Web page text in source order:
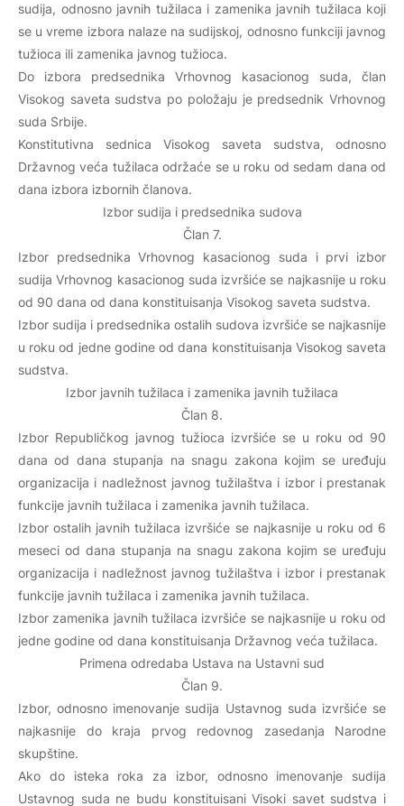
sudija, odnosno javnih tužilaca i zamenika javnih tužilaca koji
se u vreme izbora nalaze na sudijskoj, odnosno funkciji javnog
tužioca ili zamenika javnog tužioca.
Do izbora predsednika Vrhovnog kasacionog suda, član
Visokog saveta sudstva po položaju je predsednik Vrhovnog
suda Srbije.
Konstitutivna sednica Visokog saveta sudstva, odnosno
Državnog veća tužilaca održaće se u roku od sedam dana od
dana izbora izbornih članova.
Izbor sudija i predsednika sudova
Član 7.
Izbor predsednika Vrhovnog kasacionog suda i prvi izbor
sudija Vrhovnog kasacionog suda izvršiće se najkasnije u roku
od 90 dana od dana konstituisanja Visokog saveta sudstva.
Izbor sudija i predsednika ostalih sudova izvršiće se najkasnije
u roku od jedne godine od dana konstituisanja Visokog saveta
sudstva.
Izbor javnih tužilaca i zamenika javnih tužilaca
Član 8.
Izbor Republičkog javnog tužioca izvršiće se u roku od 90
dana od dana stupanja na snagu zakona kojim se uređuju
organizacija i nadležnost javnog tužilaštva i izbor i prestanak
funkcije javnih tužilaca i zamenika javnih tužilaca.
Izbor ostalih javnih tužilaca izvršiće se najkasnije u roku od 6
meseci od dana stupanja na snagu zakona kojim se uređuju
organizacija i nadležnost javnog tužilaštva i izbor i prestanak
funkcije javnih tužilaca i zamenika javnih tužilaca.
Izbor zamenika javnih tužilaca izvršiće se najkasnije u roku od
jedne godine od dana konstituisanja Državnog veća tužilaca.
Primena odredaba Ustava na Ustavni sud
Član 9.
Izbor, odnosno imenovanje sudija Ustavnog suda izvršiće se
najkasnije do kraja prvog redovnog zasedanja Narodne
skupštine.
Ako do isteka roka za izbor, odnosno imenovanje sudija
Ustavnog suda ne budu konstituisani Visoki savet sudstva i